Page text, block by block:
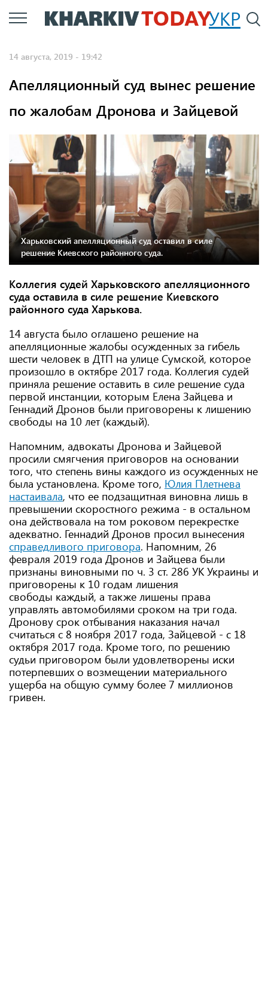
Перейти
к
УКР
14 августа, 2019 - 19:42
Апелляционный суд вынес решение
по жалобам Дронова и Зайцевой
Харьковский апелляционный суд оставил в силе
решение Киевского районного суда.
Коллегия судей Харьковского апелляционного
суда оставила в силе решение Киевского
районного суда Харькова.
14 августа было оглашено решение на
апелляционные жалобы осужденных за гибель
шести человек в ДТП на улице Сумской, которое
произошло в октябре 2017 года. Коллегия судей
приняла решение оставить в силе решение суда
первой инстанции, которым Елена Зайцева и
Геннадий Дронов были приговорены к лишению
свободы на 10 лет (каждый).
Напомним, адвокаты Дронова и Зайцевой
просили смягчения приговоров на основании
того, что степень вины каждого из осужденных не
была установлена. Кроме того, Юлия Плетнева
настаивала, что ее подзащитная виновна лишь в
превышении скоростного режима - в остальном
она действовала на том роковом перекрестке
адекватно. Геннадий Дронов просил вынесения
справедливого приговора. Напомним, 26
февраля 2019 года Дронов и Зайцева были
признаны виновными по ч. 3 ст. 286 УК Украины и
приговорены к 10 годам лишения
свободы каждый, а также лишены права
управлять автомобилями сроком на три года.
Дронову срок отбывания наказания начал
считаться с 8 ноября 2017 года, Зайцевой - с 18
октября 2017 года. Кроме того, по решению
судьи приговором были удовлетворены иски
потерпевших о возмещении материального
ущерба на общую сумму более 7 миллионов
гривен.